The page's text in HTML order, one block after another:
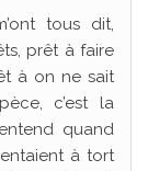
tous dit,
prêt à faire
à on ne sait
c’est la
quand
à tort